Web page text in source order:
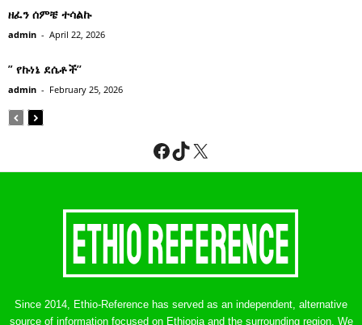
ዘፈን ሰምቼ ተሳልኩ
admin - April 22, 2026
” የኩነኔ ደሴቶች’’
admin - February 25, 2026
Facebook
TikTok
X
Since 2014, Ethio-Reference has served as an independent, alternative
source of information focused on Ethiopia and the surrounding region. We